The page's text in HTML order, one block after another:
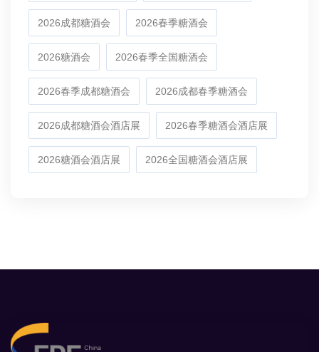
2026成都糖酒会 2026春季糖酒会
2026糖酒会 2026春季全国糖酒会
2026春季成都糖酒会 2026成都春季糖酒会
2026成都糖酒会酒店展 2026春季糖酒会酒店展
2026糖酒会酒店展 2026全国糖酒会酒店展